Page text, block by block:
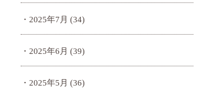
2025年7月 (34)
2025年6月 (39)
2025年5月 (36)